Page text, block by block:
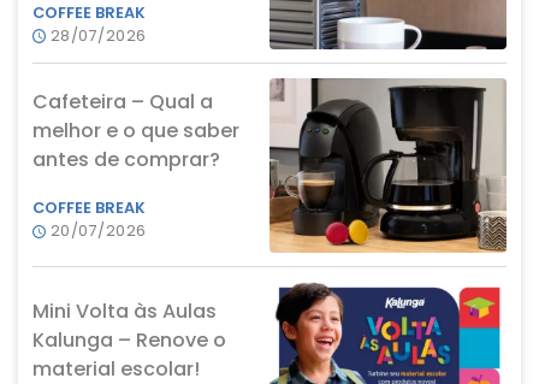
COFFEE BREAK
28/07/2026
Cafeteira – Qual a
melhor e o que saber
antes de comprar?
COFFEE BREAK
20/07/2026
Mini Volta às Aulas
Kalunga – Renove o
material escolar!